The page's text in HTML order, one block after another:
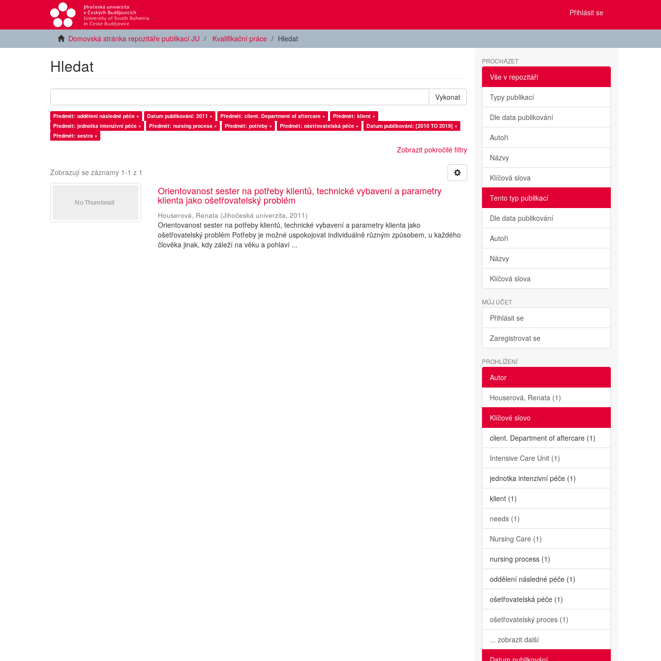
Přihlásit se
Domovská stránka repozitáře publikací JU Kvalifikační práce Hledat
Hledat
Vykonat
Předmět: oddělení následné péče × Datum publikování: 2011 × Předmět: client. Department of aftercare ×
Předmět: klient ×
Předmět: jednotka intenzivní péče ×
Předmět: nursing process × Předmět: potřeby × Předmět: ošetřovatelská péče ×
Datum publikování: [2010 TO 2019] ×
Předmět: sestra ×
Zobrazit pokročilé filtry
Zobrazují se záznamy 1-1 z 1
Orientovanost sester na potřeby klientů, technické vybavení a parametry
klienta jako ošetřovatelský problém
Houserová, Renata (Jihočeská univerzita,2011)
Orientovanost sester na potřeby klientů, technické vybavení a parametry klienta jako
ošetřovatelský problém Potřeby je možné uspokojovat individuálně různým způsobem, u každého
člověka jinak, kdy záleží na věku a pohlaví ...
PROCHÁZET
Vše v repozitáři
Typy publikací
Dle data publikování
Autoři
Názvy
Klíčová slova
Tento typ publikací
Dle data publikování
Autoři
Názvy
Klíčová slova
MŮJ ÚČET
Přihlásit se
Zaregistrovat se
PROHLÍŽENÍ
Autor
Houserová, Renata (1)
Klíčové slovo
client. Department of aftercare (1)
Intensive Care Unit (1)
jednotka intenzivní péče (1)
klient (1)
needs (1)
Nursing Care (1)
nursing process (1)
oddělení následné péče (1)
ošetřovatelská péče (1)
ošetřovatelský proces (1)
... zobrazit další